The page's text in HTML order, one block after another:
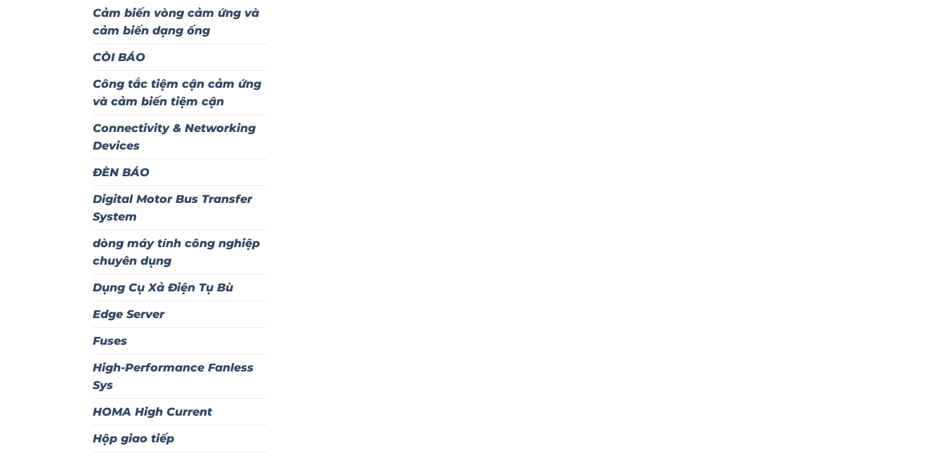
Cảm biến vòng cảm ứng và
cảm biến dạng ống
CÒI BÁO
Công tắc tiệm cận cảm ứng
và cảm biến tiệm cận
Connectivity & Networking
Devices
ĐÈN BÁO
Digital Motor Bus Transfer
System
dòng máy tính công nghiệp
chuyên dụng
Dụng Cụ Xả Điện Tụ Bù
Edge Server
Fuses
High-Performance Fanless
Sys
HOMA High Current
Hộp giao tiếp